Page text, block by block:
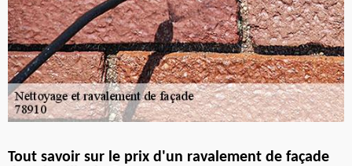
Tout savoir sur le prix d'un ravalement de façade